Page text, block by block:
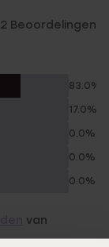
Beoordelingen
83.0%
17.0%
0.0%
0.0%
0.0%
van